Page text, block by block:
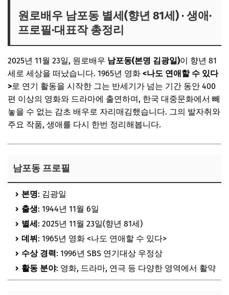
원로배우 남포동 별세(향년 81세) · 생애·
프로필·대표작 총정리
2025년 11월 23일, 원로배우 남포동(본명 김광일)이 향년 81
세로 세상을 떠났습니다. 1965년 영화 <나도 연애할 수 있다
>로 연기 활동을 시작한 그는 반세기가 넘는 기간 동안 400
편 이상의 영화와 드라마에 출연하며, 한국 대중문화에서 빼
놓을 수 없는 감초 배우로 자리매김했습니다. 그의 발자취와
주요 작품, 생애를 다시 한번 정리해봅니다.
남포동 프로필
본명: 김광일
출생: 1944년 11월 6일
별세: 2025년 11월 23일(향년 81세)
데뷔: 1965년 영화 <나도 연애할 수 있다>
수상 경력: 1996년 SBS 연기대상 우정상
활동 분야: 영화, 드라마, 연극 등 다양한 영역에서 활약